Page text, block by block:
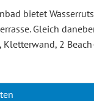
bietet
Gleich
2